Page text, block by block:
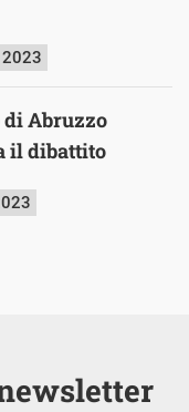
di Abruzzo
il dibattito